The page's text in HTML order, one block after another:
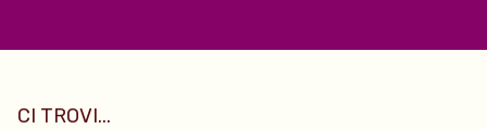
CI TROVI...